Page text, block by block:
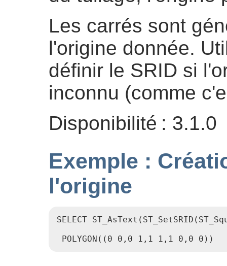
Les carrés sont
l'origine donnée.
définir le SRID si
inconnu (comme
Disponibilité : 3.1.0
Exemple :
l'origine
SELECT
POLYGON((0 0,0 1,1 1,1 0,0 0))